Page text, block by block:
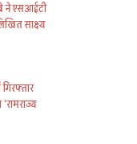
ने एसआईटी
साक्ष्य